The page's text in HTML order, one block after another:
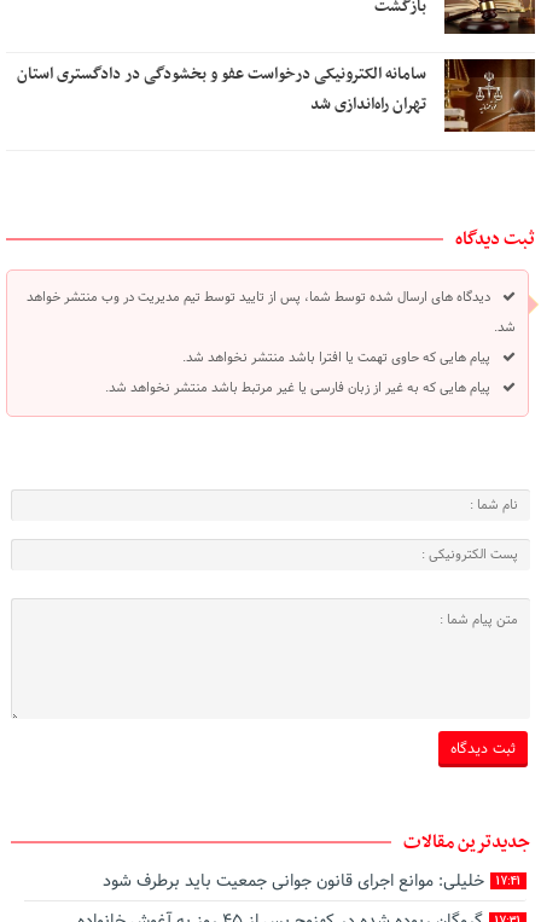
بازگشت
سامانه الکترونیکی درخواست عفو و بخشودگی در دادگستری استان
تهران راه‌اندازی شد
ثبت دیدگاه
دیدگاه های ارسال شده توسط شما، پس از تایید توسط تیم مدیریت در وب منتشر خواهد
شد.
پیام هایی که حاوی تهمت یا افترا باشد منتشر نخواهد شد.
پیام هایی که به غیر از زبان فارسی یا غیر مرتبط باشد منتشر نخواهد شد.
جدیدترین مقالات
17:41 خلیلی: موانع اجرای قانون جوانی جمعیت باید برطرف شود